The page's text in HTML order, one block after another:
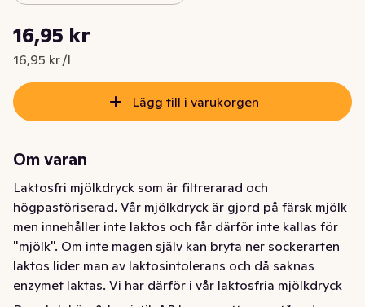
Nuvarande pris är: 16,95 kr
16,95 kr
16,95 kr /l
Styckpris: 16,95 kr /l
Lägg till i varukorgen
Om varan
Laktosfri mjölkdryck som är filtrerarad och
högpastöriserad. Vår mjölkdryck är gjord på färsk mjölk
men innehåller inte laktos och får därför inte kallas för
"mjölk". Om inte magen själv kan bryta ner sockerarten
laktos lider man av laktosintolerans och då saknas
enzymet laktas. Vi har därför i vår laktosfria mjölkdryck